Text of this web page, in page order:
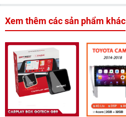
Xem thêm các sản phẩm khác